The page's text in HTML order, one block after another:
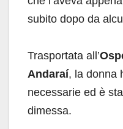
subito dopo da
Trasportata all’
Andaraí, la donna
necessarie ed è
dimessa.